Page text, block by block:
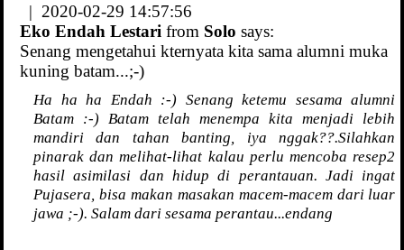
| 2020-02-29 14:57:56
Eko Endah Lestari from Solo says:
Senang mengetahui kternyata kita sama alumni muka
kuning batam...;-)
Ha ha ha Endah :-) Senang ketemu sesama alumni
Batam :-) Batam telah menempa kita menjadi lebih
mandiri dan tahan banting, iya nggak??.Silahkan
pinarak dan melihat-lihat kalau perlu mencoba resep2
hasil asimilasi dan hidup di perantauan. Jadi ingat
Pujasera, bisa makan masakan macem-macem dari luar
jawa ;-). Salam dari sesama perantau...endang